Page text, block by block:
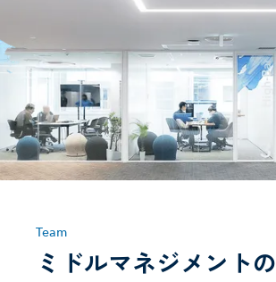
Team
ミドルマネジメントの